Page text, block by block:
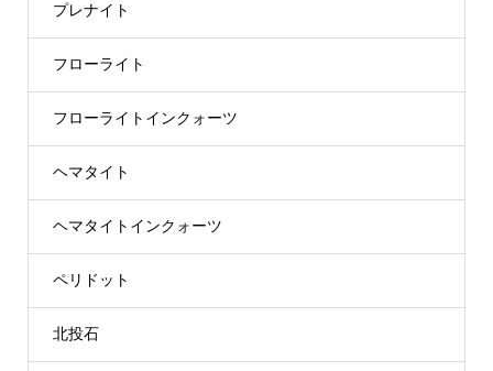
プレナイト
フローライト
フローライトインクォーツ
ヘマタイト
ヘマタイトインクォーツ
ペリドット
北投石